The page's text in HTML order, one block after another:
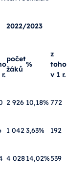
2022/2023
počet
žáků
%
z
toho
v 1 r.
2 926 10,18% 772
1 0423,63% 192
4 02814,02%539